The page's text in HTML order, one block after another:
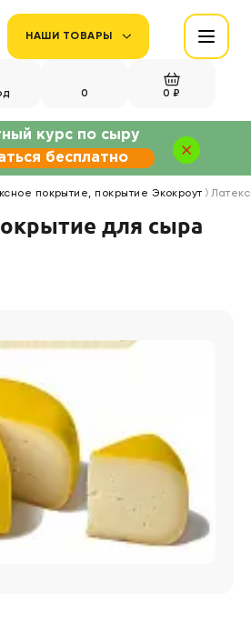
НАШИ ТОВАРЫ
0 0 ₽
покрытие, покрытие Экокроут
для сыра
бесплатно
курс по сыру